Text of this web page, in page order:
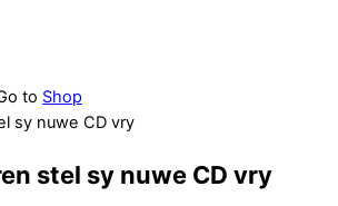
to Shop
stel sy nuwe CD vry